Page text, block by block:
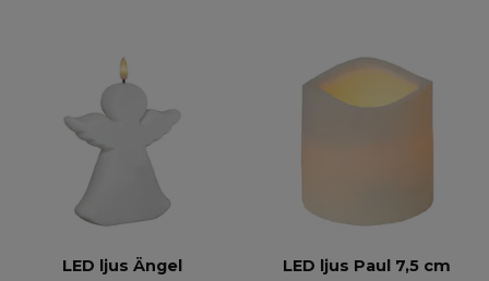
LED ljus Ängel LED ljus Paul 7,5 cm